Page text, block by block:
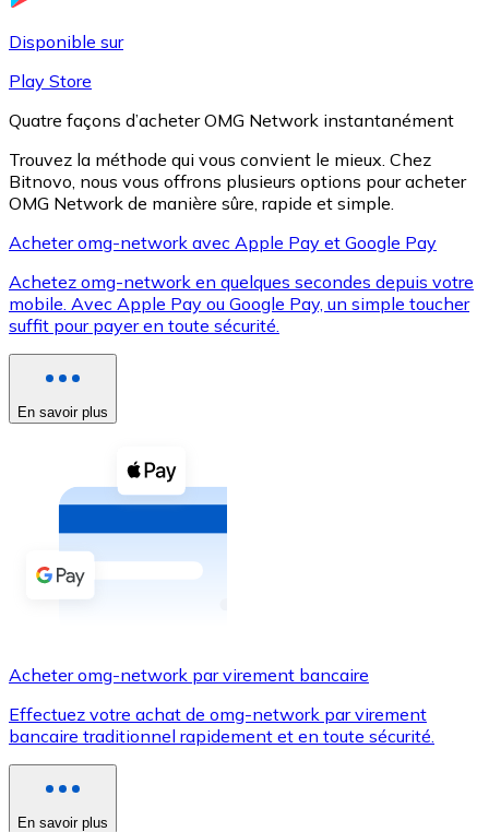
XRP
XRP
Voir toutes
Coupons crypto
Achetez des cryptomonnaies en espèces et d'autres
Acheter avec espèces
Virement SEPA
Utilisez les cartes Visa et Mastercard pour acheter
Acheter avec carte
Disponible sur
Play Store
Quatre façons d’acheter OMG Network instantanément
Trouvez la méthode qui vous convient le mieux. Chez
Bitnovo, nous vous offrons plusieurs options pour acheter
OMG Network de manière sûre, rapide et simple.
Acheter omg-network avec Apple Pay et Google Pay
Achetez omg-network en quelques secondes depuis votre
mobile. Avec Apple Pay ou Google Pay, un simple toucher
suffit pour payer en toute sécurité.
En savoir plus
Acheter omg-network par virement bancaire
Effectuez votre achat de omg-network par virement
bancaire traditionnel rapidement et en toute sécurité.
En savoir plus